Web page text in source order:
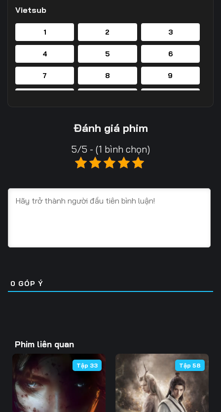
Vietsub
1 2 3
4 5 6
7 8 9
20
25 26
31 32 33
37 38 39
47 48
49 51
52 54
Đánh giá phim
5/5 - (1 bình chọn)
0 GÓP Ý
Phim liên quan
Tập 33 Tập 58